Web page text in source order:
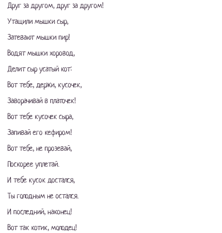
Друг за другом, друг за другом!
Утащили мышки сыр,
Затевают мышки пир!
Водят мышки хоровод,
Делит сыр усатый кот:
Вот тебе, держи, кусочек,
Заворачивай в платочек!
Вот тебе кусочек сыра,
Запивай его кефиром!
Вот тебе, не прозевай,
Поскорее уплетай.
И тебе кусок достался,
Ты голодным не остался.
И последний, наконец!
Вот так котик, молодец!